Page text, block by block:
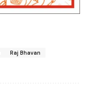
Raj Bhavan